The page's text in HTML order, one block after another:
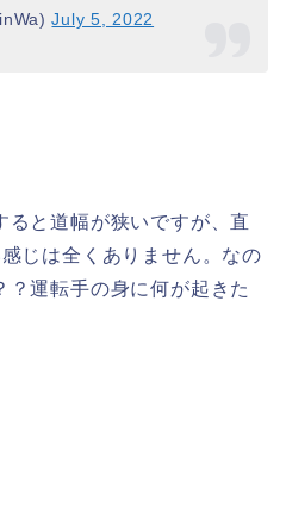
July 5, 2022
ると道幅が狭いですが、直
じは全くありません。なの
？運転手の身に何が起きた